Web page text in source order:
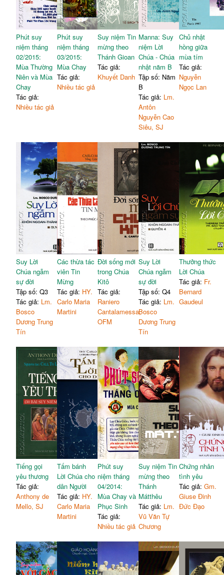
Phút suy
niệm tháng
02/2015:
Mùa Thường
Niên và Mùa
Chay
Tác giả:
Nhiều tác giả
Phút suy
niệm tháng
03/2015:
Mùa Chay
Tác giả:
Nhiều tác giả
Suy niệm Tin
mừng theo
Thánh Gioan
Tác giả:
Khuyết Danh
Manna: Suy
niệm Lời
Chúa - Chúa
nhật năm B
Tập số: Năm
B
Tác giả: Lm.
Antôn
Nguyễn Cao
Siêu, SJ
Chủ nhật
hồng giữa
mùa tím
Tác giả:
Nguyễn
Ngọc Lan
Suy Lời
Chúa ngẫm
sự đời
Tập số: Q3
Tác giả: Lm.
Bosco
Dương Trung
Tín
Các thừa tác
viên Tin
Mừng
Tác giả: HY.
Carlo Maria
Martini
Đời sống mới
trong Chúa
Kitô
Tác giả:
Raniero
Cantalamessa,
OFM
Suy Lời
Chúa ngẫm
sự đời
Tập số: Q4
Tác giả: Lm.
Bosco
Dương Trung
Tín
Thưởng thức
Lời Chúa
Tác giả: Fr.
Bernard
Gaudeul
Tiếng gọi
yêu thương
Tác giả:
Anthony de
Mello, SJ
Tấm bánh
Lời Chúa cho
dân Người
Tác giả: HY.
Carlo Maria
Martini
Phút suy
niệm tháng
04/2014:
Mùa Chay và
Phục Sinh
Tác giả:
Nhiều tác giả
Suy niệm Tin
mừng theo
Thánh
Mátthêu
Tác giả: Lm.
Vũ Văn Tự
Chương
Chứng nhân
tình yêu
Tác giả:Gm.
Giuse Đinh
Đức Đạo